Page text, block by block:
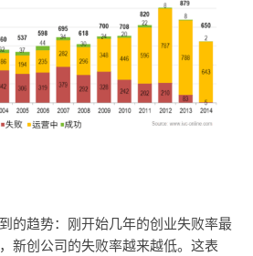
的趋势：刚开始几年的创业失败率最
新创公司的失败率越来越低。这表